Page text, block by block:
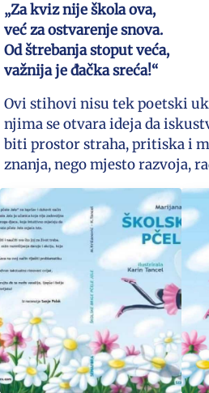
„Za kviz nije škola ova,
već za ostvarenje snova.
Od štrebanja stoput veća,
važnija je đačka sreća!“
Ovi stihovi nisu tek poetski
njima se otvara ideja da
biti prostor straha, pritiska i
znanja, nego mjesto razvoja,